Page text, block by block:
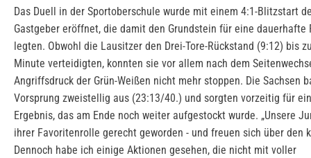
Das Duell in der Sportoberschule wurde mit einem 4:1-Blitzstart
Gastgeber eröffnet, die damit den Grundstein für eine dauerhafte
legten. Obwohl die Lausitzer den Drei-Tore-Rückstand (9:12) bis
Minute verteidigten, konnten sie vor allem nach dem
Angriffsdruck der Grün-Weißen nicht mehr stoppen. Die Sachsen
Vorsprung zweistellig aus (23:13/40.) und sorgten vorzeitig für
Ergebnis, das am Ende noch weiter aufgestockt wurde. „Unsere
ihrer Favoritenrolle gerecht geworden - und freuen sich über den
Dennoch habe ich einige Aktionen gesehen, die nicht mit voller